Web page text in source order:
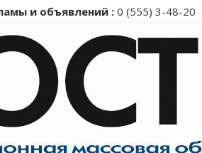
и объявлений :0 (555) 3-48-20